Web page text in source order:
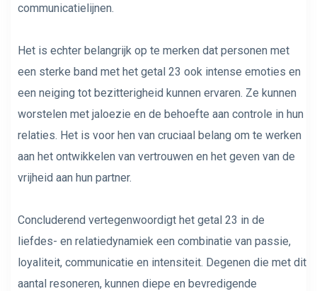
communicatielijnen.
Het is echter belangrijk op te merken dat personen met
een sterke band met het getal 23 ook intense emoties en
een neiging tot bezitterigheid kunnen ervaren. Ze kunnen
worstelen met jaloezie en de behoefte aan controle in hun
relaties. Het is voor hen van cruciaal belang om te werken
aan het ontwikkelen van vertrouwen en het geven van de
vrijheid aan hun partner.
Concluderend vertegenwoordigt het getal 23 in de
liefdes- en relatiedynamiek een combinatie van passie,
loyaliteit, communicatie en intensiteit. Degenen die met dit
aantal resoneren, kunnen diepe en bevredigende